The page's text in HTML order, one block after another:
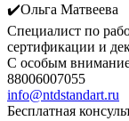
✔️Ольга Матвеева
Специалист по
сертификации и
С особым
88006007055
info@ntdstandart.ru
Бесплатная